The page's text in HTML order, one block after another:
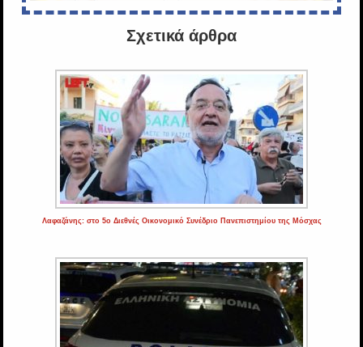
Σχετικά άρθρα
Λαφαζάνης: στο 5ο Διεθνές Οικονομικό Συνέδριο Πανεπιστημίου της Μόσχας